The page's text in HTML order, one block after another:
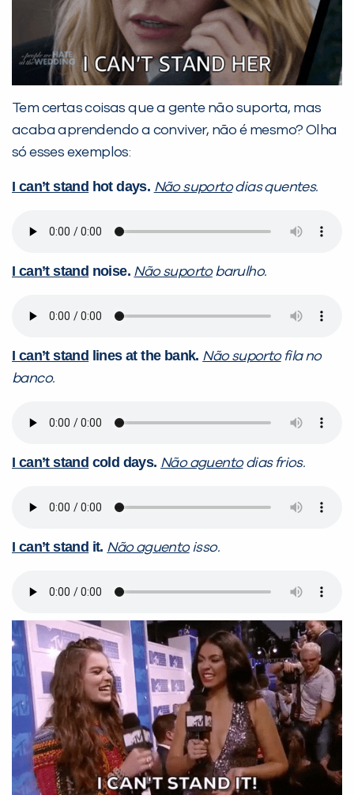
Tem certas coisas que a gente não suporta, mas
acaba aprendendo a conviver, não é mesmo? Olha
só esses exemplos:
I can’t stand hot days. Não suportodias quentes.
I can’t stand noise. Não suportobarulho.
I can’t stand lines at the bank. Não suportofila no
banco.
I can’t stand cold days. Não aguentodias frios.
I can’t stand it. Não aguentoisso.